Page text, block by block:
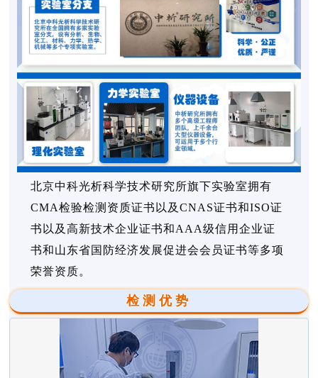
北京中科光析科学技术研究所旗下实验室拥有
CMA检验检测资质证书以及CNAS证书和ISO证
书以及高新技术企业证书和AAA级信用企业证
书和山东省国防经济发展促进会会员证书等多项
荣誉资质。
检测优势